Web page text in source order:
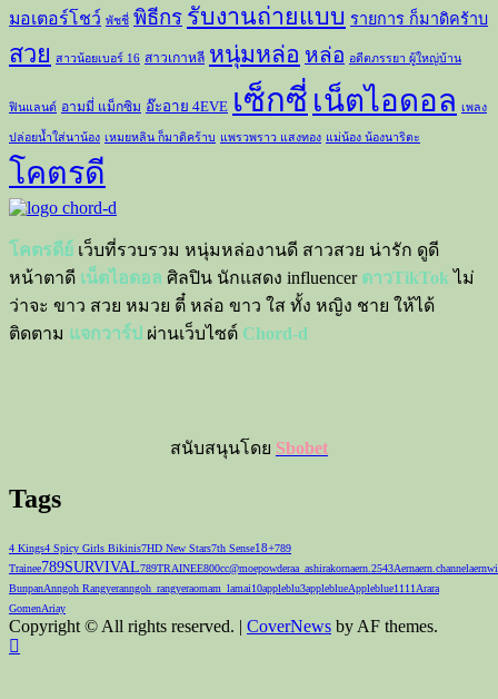
มอเตอร์โชว์ พัชชี่ พิธีกร รับงานถ่ายแบบ รายการ ก็มาดิคร้าบ
สวย สาวน้อยเบอร์ 16 สาวเกาหลี หนุ่มหล่อ หล่อ อดีตภรรยา ผู้ใหญ่บ้าน
ฟินแลนด์ อามมี่ แม็กซิม อ๊ะอาย 4EVE เซ็กซี่ เน็ตไอดอล เพลง
ปล่อยน้ำใส่นาน้อง เหมยหลิน ก็มาดิคร้าบ แพรวพราว แสงทอง แม่น้อง น้องนาริตะ
โคตรดี
โคตรดีย์ เว็บที่รวบรวม หนุ่มหล่องานดี สาวสวย น่ารัก ดูดี
หน้าตาดี เน็ตไอดอล ศิลปิน นักแสดง influencer ดาวTikTok ไม่
ว่าจะ ขาว สวย หมวย ตี๋ หล่อ ขาว ใส ทั้ง หญิง ชาย ให้ได้
ติดตาม แจกวาร์ป ผ่านเว็บไซต์ Chord-d
สนับสนุนโดย Sbobet
Tags
4 Kings4 Spicy Girls Bikinis7HD New Stars7th Sense18+789
Trainee789SURVIVAL789TRAINEE800cc@moepowderaa_ashirakornaern.2543Aernaern.channel
BunpanAnngoh Rangyeranngoh_rangyeraomam_lamai10appleblu3appleblueAppleblue1111 Arara
GomenAriay
Copyright © All rights reserved. | CoverNews by AF themes.